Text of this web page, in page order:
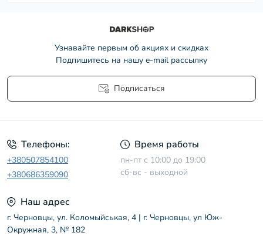
Узнавайте первым об акциях и скидках
Подпишитесь на нашу e-mail рассылку
Подписаться
Телефоны:
+380507854100
+380686359090
Время работы
пн-пт с 10:00 до 19:00
сб-вс - выходной
Наш адрес
г. Черновцы, ул. Коломыйськая, 4 | г. Черновцы, ул Юж-
Окружная, 3, № 182